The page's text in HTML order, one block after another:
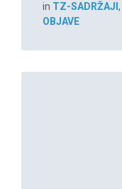
in TZ-SADRŽAJI ,
OBJAVE
Read